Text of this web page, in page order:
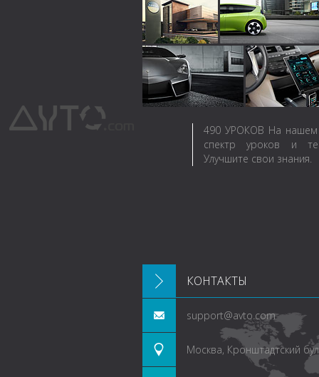
490 УРОКОВ На нашем
спектр уроков и
Улучшите свои знания.
КОНТАКТЫ
support@avto.com
Москва, Кронштадтский